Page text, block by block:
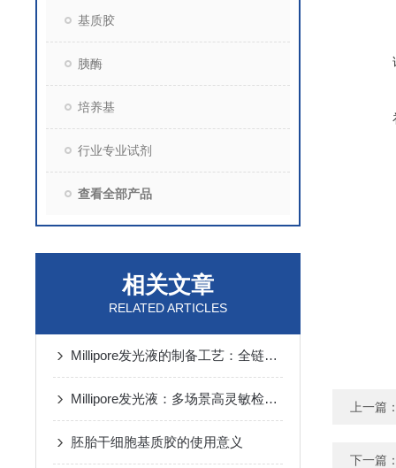
基质胶
胰酶
培养基
行业专业试剂
查看全部产品
相关文章
RELATED ARTICLES
Millipore发光液的制备工艺：全链路质控保障检测性能稳定
Millipore发光液：多场景高灵敏检测的核心试剂支撑
胚胎干细胞基质胶的使用意义
上一篇
下一篇